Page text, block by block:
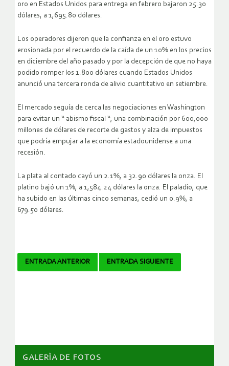
oro en Estados Unidos para entrega en febrero bajaron 25.30
dólares, a 1,695.80 dólares.
Los operadores dijeron que la confianza en el oro estuvo
erosionada por el recuerdo de la caída de un 10% en los precios
en diciembre del año pasado y por la decepción de que no haya
podido romper los 1.800 dólares cuando Estados Unidos
anunció una tercera ronda de alivio cuantitativo en setiembre.
El mercado seguía de cerca las negociaciones en Washington
para evitar un “ abismo fiscal “, una combinación por 600,000
millones de dólares de recorte de gastos y alza de impuestos
que podría empujar a la economía estadounidense a una
recesión.
La plata al contado cayó un 2.1%, a 32.90 dólares la onza. El
platino bajó un 1%, a 1,584.24 dólares la onza. El paladio, que
ha subido en las últimas cinco semanas, cedió un 0.9%, a
679.50 dólares.
Navegador
ENTRADA ANTERIOR ENTRADA SIGUIENTE
GALERÌA DE FOTOS